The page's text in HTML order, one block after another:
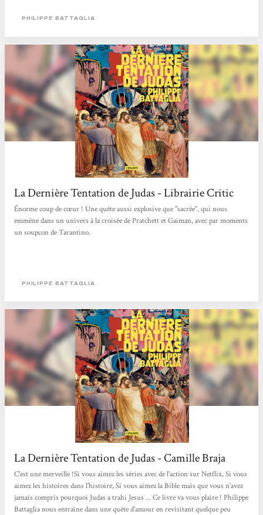
Une aventure qui mêle passé et présent, nouvelles technologies et récits
PHILIPPE BATTAGLIA
La Dernière Tentation de Judas - Librairie Critic
Énorme coup de cœur ! Une quête aussi explosive que "sacrée", qui nous
emmène dans un univers à la croisée de Pratchett et Gaiman, avec par moments
un soupçon de Tarantino.
PHILIPPE BATTAGLIA
La Dernière Tentation de Judas - Camille Braja
C'est une merveille !Si vous aimez les séries avec de l'action sur Netflix, Si vous
aimez les histoires dans l'histoire, Si vous aimez la Bible mais que vous n'avez
jamais compris pourquoi Judas a trahi Jesus ... Ce livre va vous plaire ! Philippe
Battaglia nous entraîne dans une quête d'amour en revisitant quelque peu